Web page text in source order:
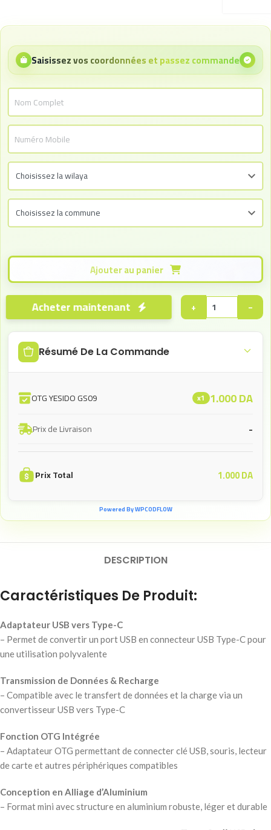
Saisissez vos coordonnées et passez commande
−
+
Résumé De La Commande
OTG YESIDO GS09 x1 1.000DA
Prix de Livraison -
Prix Total 1.000DA
Powered By WPCODFLOW
DESCRIPTION
Caractéristiques De Produit:
Adaptateur USB vers Type-C
– Permet de convertir un port USB en connecteur USB Type-C pour
une utilisation polyvalente
Transmission de Données & Recharge
– Compatible avec le transfert de données et la charge via un
convertisseur USB vers Type-C
Fonction OTG Intégrée
– Adaptateur OTG permettant de connecter clé USB, souris, lecteur
de carte et autres périphériques compatibles
Conception en Alliage d’Aluminium
– Format mini avec structure en aluminium robuste, léger et durable